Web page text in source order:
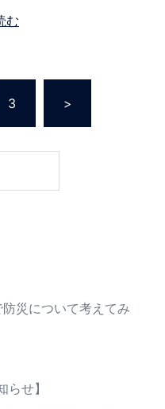
む
3 >
災について考えてみ
らせ】